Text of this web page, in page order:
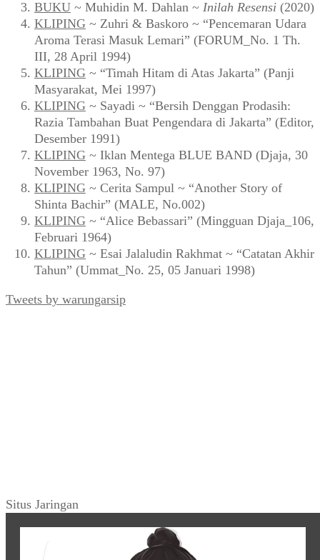
BUKU ~ Muhidin M. Dahlan ~ Inilah Resensi (2020)
KLIPING ~ Zuhri & Baskoro ~ “Pencemaran Udara
Aroma Terasi Masuk Lemari” (FORUM_No. 1 Th.
III, 28 April 1994)
KLIPING ~ “Timah Hitam di Atas Jakarta” (Panji
Masyarakat, Mei 1997)
KLIPING ~ Sayadi ~ “Bersih Denggan Prodasih:
Razia Tambahan Buat Pengendara di Jakarta” (Editor,
Desember 1991)
KLIPING ~ Iklan Mentega BLUE BAND (Djaja, 30
November 1963, No. 97)
KLIPING ~ Cerita Sampul ~ “Another Story of
Shinta Bachir” (MALE, No.002)
KLIPING ~ “Alice Bebassari” (Mingguan Djaja_106,
Februari 1964)
KLIPING ~ Esai Jalaludin Rakhmat ~ “Catatan Akhir
Tahun” (Ummat_No. 25, 05 Januari 1998)
Tweets by warungarsip
Situs Jaringan